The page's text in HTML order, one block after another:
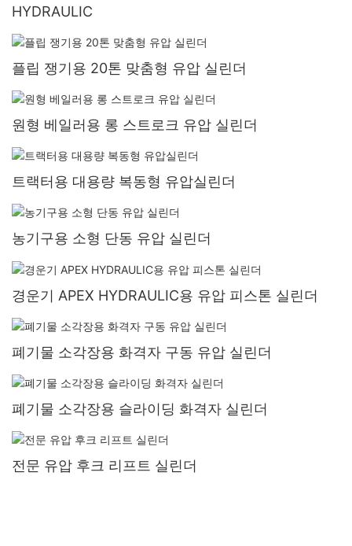
HYDRAULIC
플립 쟁기용 20톤 맞춤형 유압 실린더
원형 베일러용 롱 스트로크 유압 실린더
트랙터용 대용량 복동형 유압실린더
농기구용 소형 단동 유압 실린더
경운기 APEX HYDRAULIC용 유압 피스톤 실린더
폐기물 소각장용 화격자 구동 유압 실린더
폐기물 소각장용 슬라이딩 화격자 실린더
전문 유압 후크 리프트 실린더